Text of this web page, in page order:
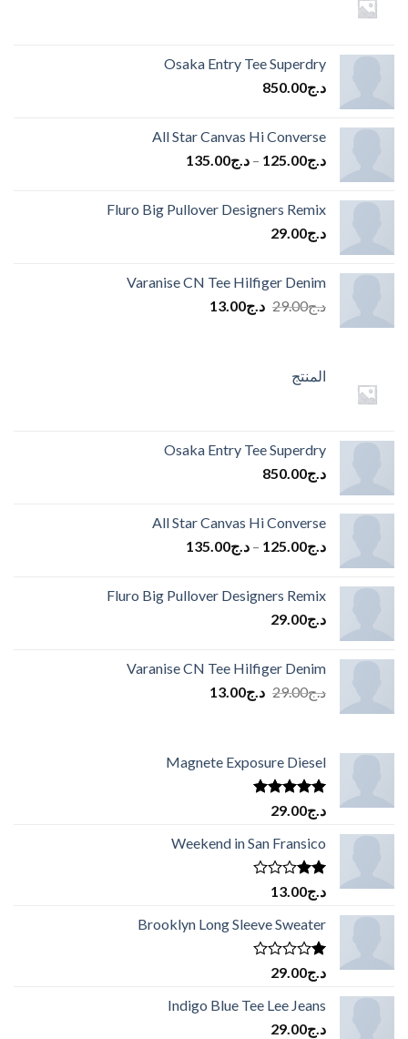
Osaka Entry Tee Superdry
د.ج850.00
All Star Canvas Hi Converse
د.ج125.00
– د.ج135.00
Fluro Big Pullover Designers Remix
د.ج29.00
Varanise CN Tee Hilfiger Denim
د.ج29.00 السعر
د.ج13.00السعر
المنتج
Osaka Entry Tee Superdry
د.ج850.00
All Star Canvas Hi Converse
د.ج125.00
– د.ج135.00
Fluro Big Pullover Designers Remix
د.ج29.00
Varanise CN Tee Hilfiger Denim
د.ج29.00 السعر
د.ج13.00السعر
Magnete Exposure Diesel
تم التقييم
5.00
د.ج29.00
Weekend in San Fransico
تم
التقييم
2.00
من
5
د.ج13.00
Brooklyn Long Sleeve Sweater
تم
التقييم
من
5
د.ج29.00
Indigo Blue Tee Lee Jeans
د.ج29.00